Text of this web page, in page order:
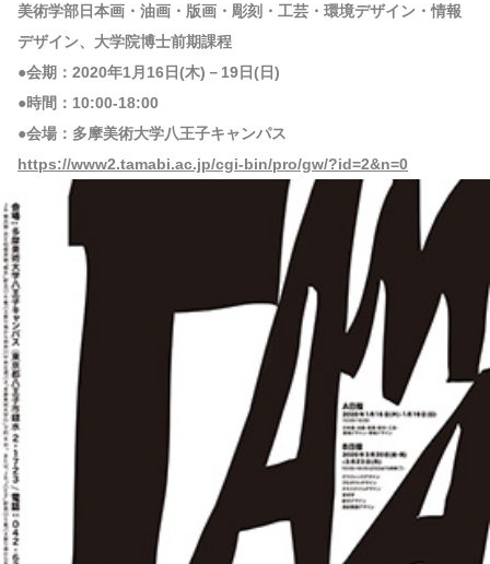
美術学部日本画・油画・版画・彫刻・工芸・環境デザイン・情報
デザイン、大学院博士前期課程
●会期：2020年1月16日(木)－19日(日)
●時間：10:00-18:00
●会場：多摩美術大学八王子キャンパス
https://www2.tamabi.ac.jp/cgi-bin/pro/gw/?id=2&n=0